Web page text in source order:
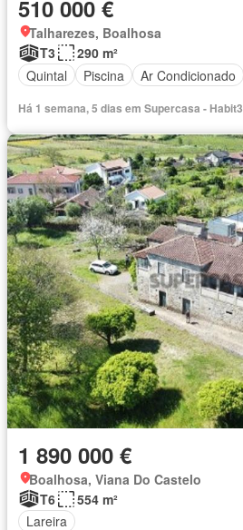
510 000 €
Talharezes, Boalhosa
T3
290 m²
Quintal
Piscina Ar Condicionado
Há 1 semana, 5 dias em Supercasa - Habit3
1 890 000 €
Boalhosa, Viana Do Castelo
T6
554 m²
Lareira